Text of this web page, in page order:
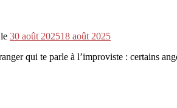
le 30 août 202518 août 2025
qui te parle à l’improviste : certains